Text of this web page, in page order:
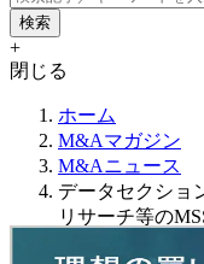
+
閉じる
ホーム
M&Aマガジン
M&Aニュース
データセクショ
リサーチ等の